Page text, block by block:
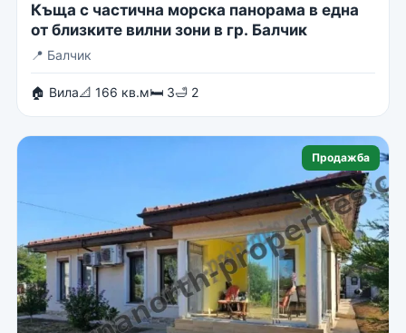
Къща с частична морска панорама в една
от близките вилни зони в гр. Балчик
📍 Балчик
🏠 Вила📐 166 кв.м🛏 3🛁 2
Продажба